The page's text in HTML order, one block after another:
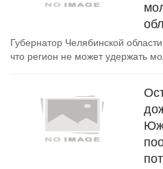
Губернатор Челябинской
что регион не может удержать